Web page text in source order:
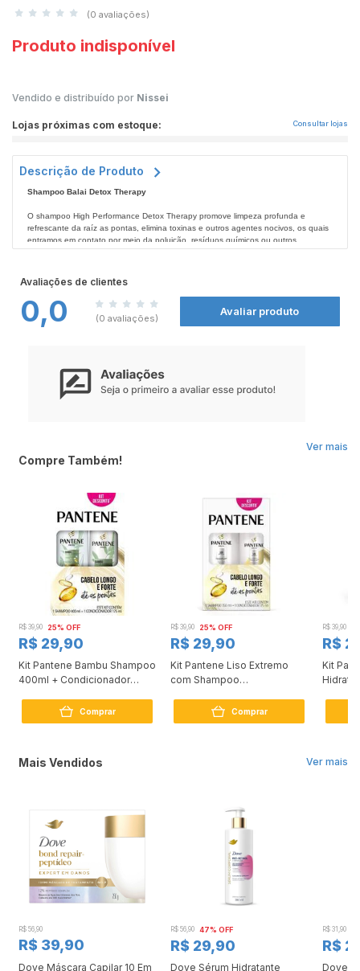
(0 avaliações)
Produto indisponível
Vendido e distribuído por Nissei
Lojas próximas com estoque: Consultar lojas
Descrição de Produto
Shampoo Balai Detox Therapy
O shampoo High Performance Detox Therapy promove limpeza profunda e
refrescante da raíz as pontas, elimina toxinas e outros agentes nocivos, os quais
entramos em contato por meio da poluição, resíduos químicos ou outros
fatores.Não deixe de conferir todos os produtos Balai nasFarmácias Nissei.
Textura leve
Fragrância refrescante e agradável
Modo de Usar:
Avaliações de clientes
0,0 (0 avaliações)
Avaliar produto
Ver mais
Compre Também!
R$ 39,90 25% OFF
R$ 29,90
Kit Pantene Bambu Shampoo
400ml + Condicionador
Comprar
R$ 39,90 25% OFF
R$ 29,90
Kit Pantene Liso Extremo
com Shampoo
Comprar
R$ 39,90
R$
Kit
Hidrata
Ver mais
Mais Vendidos
R$ 56,90
R$ 39,90
Dove Máscara Capilar 10 Em
R$ 56,90 47% OFF
R$ 29,90
Dove Sérum Hidratante
R$ 31,90
R$
Dove